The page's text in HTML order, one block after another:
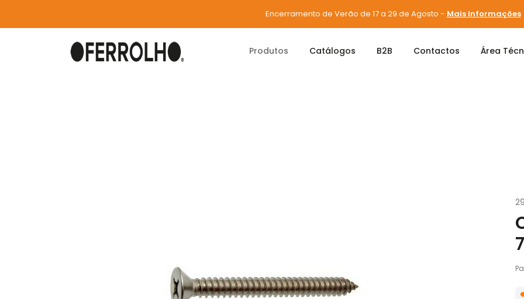
Encerramento de Verão de 17 a 29 de Agosto - Mais Informações
Produtos Catálogos B2B Contactos Área
Home Produtos Carpintaria Parafusos